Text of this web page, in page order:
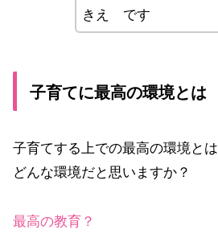
きえ です
子育てに最高の環境とは
子育てする上での最高の環境とは
どんな環境だと思いますか？
最高の教育？